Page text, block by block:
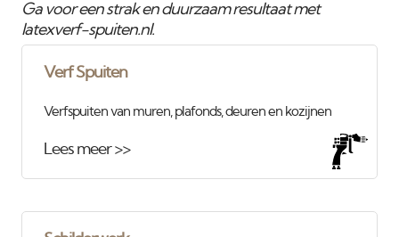
Ga voor een strak en duurzaam resultaat met
latexverf-spuiten.nl.
Verf Spuiten
Verfspuiten van muren, plafonds, deuren en kozijnen
Lees meer >>